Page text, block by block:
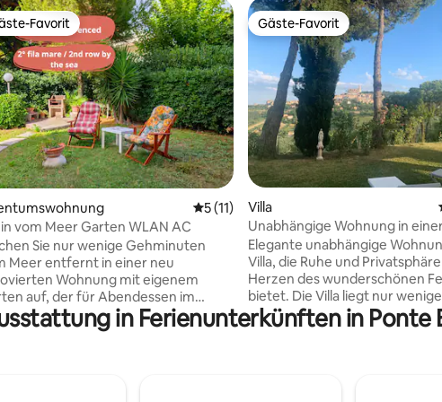
Bewertung: 5 von 5, 5 Bewertungen
Favorit
Favorit
Durchschnittliche Bewertung: 5 von 5,
5 (11)
vom Meer Garten WLAN AC
Sie nur wenige Gehminuten
Meer entfernt in einer neu
Wohnung mit eigenem
auf, der für Abendessen im
und Grillgerichte ausgestattet ist.
voll ausgestattete Küche wird Sie
Gäste-Favorit
Gäste-Favorit
Villa
Unabhängige Wohnung in
Elegante unabhängige
Villa, die Ruhe und
Herzen des wunderschönen
bietet. Die Villa liegt nur
von der Adriaküste entfernt
über einen großen Garten und
Parkplatz und privater Eingang,
in Ferienunterkünften in